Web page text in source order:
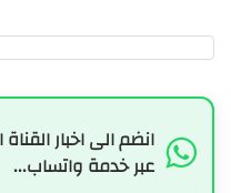
انضم الى اخبار
عبر خدمة واتساب...